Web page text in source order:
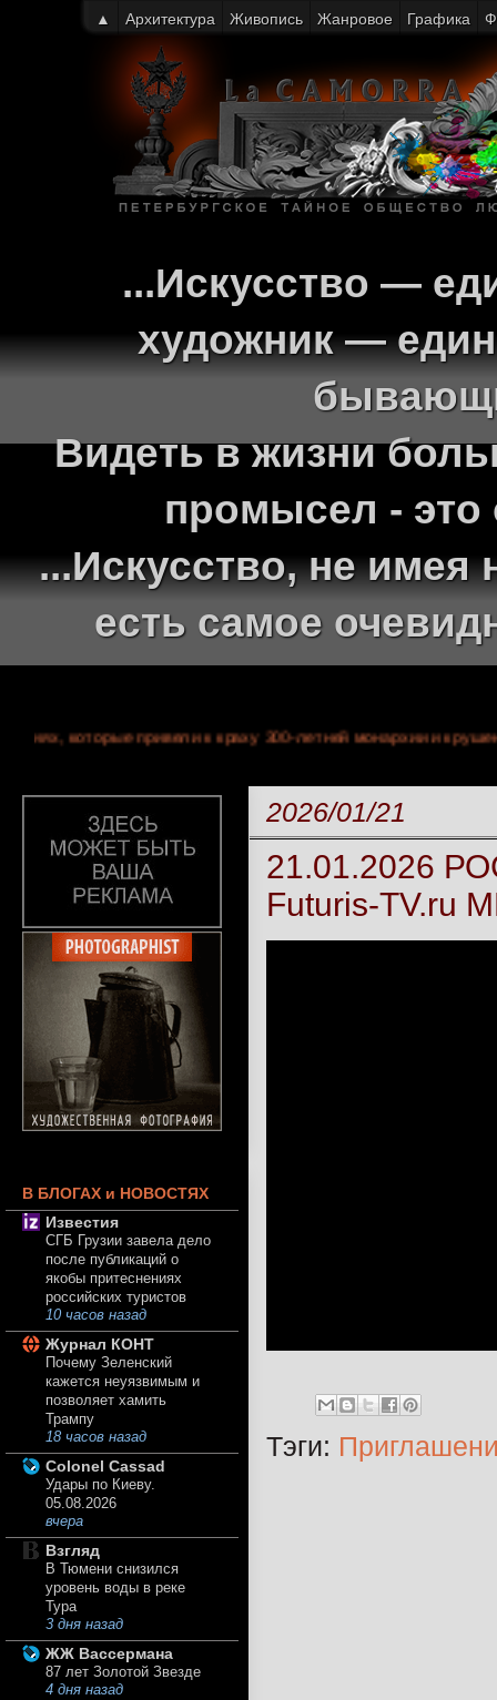
...Искусство —
художник —
Видеть в жизни
промысел - это
...Искусство, не
есть самое
событиях, которые привели к краху 300-летней монархии и
2026/01/21
21.01.2026
Futuris-
Тэги:
В БЛОГАХ и НОВОСТЯХ
Известия
СГБ Грузии завела дело
после публикаций о
якобы притеснениях
российских туристов
10 часов назад
Журнал КОНТ
Почему Зеленский
кажется неуязвимым и
позволяет хамить
Трампу
18 часов назад
Colonel Cassad
Удары по Киеву.
05.08.2026
вчера
Взгляд
В Тюмени снизился
уровень воды в реке
Тура
3 дня назад
ЖЖ Вассермана
87 лет Золотой Звезде
4 дня назад
▲ Архитектура Живопись Жанровое Графика